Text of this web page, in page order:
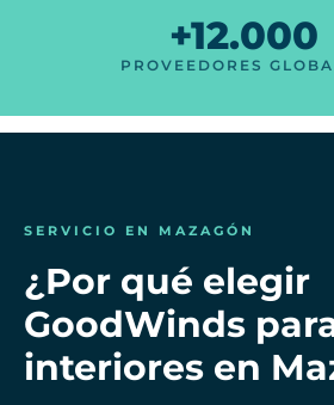
+12.000
PROVEEDORES
SERVICIO EN MAZAGÓN
¿Por qué elegir
GoodWinds
interiores en